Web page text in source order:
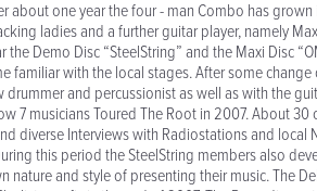
about one year the four - man Combo has
ladies and a further guitar player, namely
the Demo Disc “SteelString” and the Maxi Disc
familiar with the local stages. After some
drummer and percussionist as well as with the
7 musicians Toured The Root in 2007. About
diverse Interviews with Radiostations and local
this period the SteelString members also
nature and style of presenting their music. The